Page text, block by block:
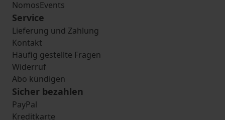
NomosEvents
Service
Lieferung und Zahlung
Kontakt
Häufig gestellte Fragen
Widerruf
Abo kündigen
Sicher bezahlen
PayPal
Kreditkarte